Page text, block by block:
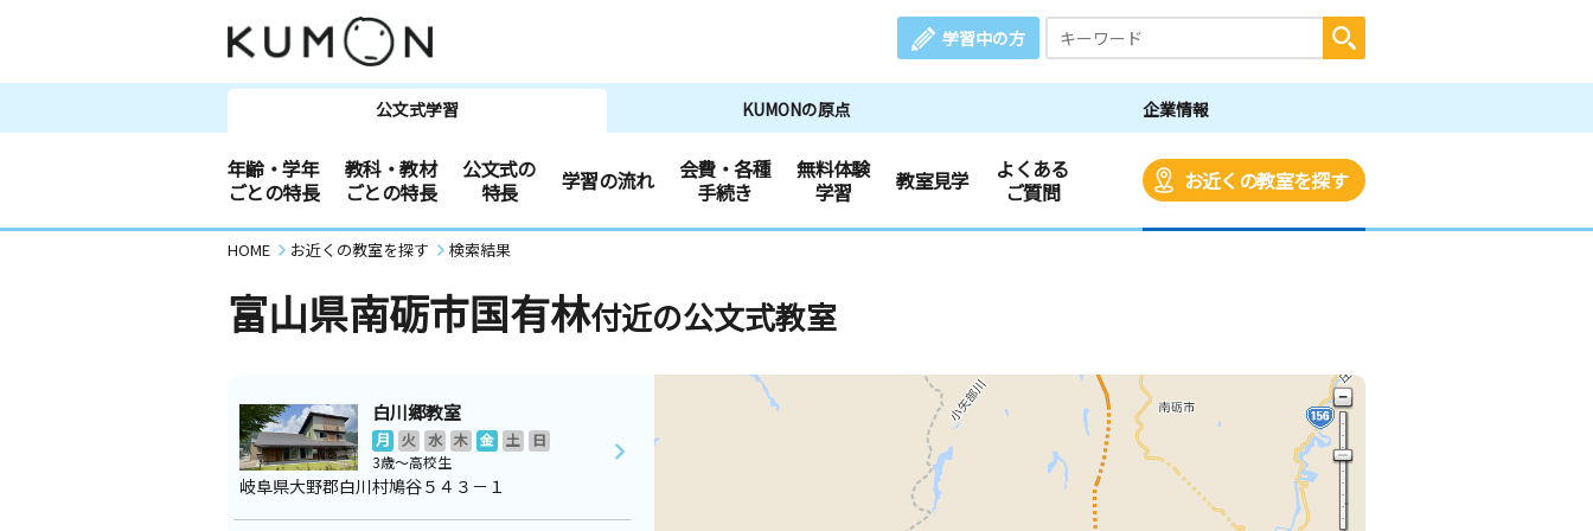
学習中の方
公文式学習 KUMONの原点 企業情報
年齢・学年
ごとの特長
教科・教材
ごとの特長
公文式の
特長
学習の流れ
会費・各種
手続き
無料体験
学習
教室見学
よくある
ご質問
お近くの教室を探す
HOME お近くの教室を探す 検索結果
富山県南砺市国有林付近の公文式教室
白川郷教室
月 火 水 木 金 土
日
3歳～高校生
岐阜県大野郡白川村鳩谷５４３－１